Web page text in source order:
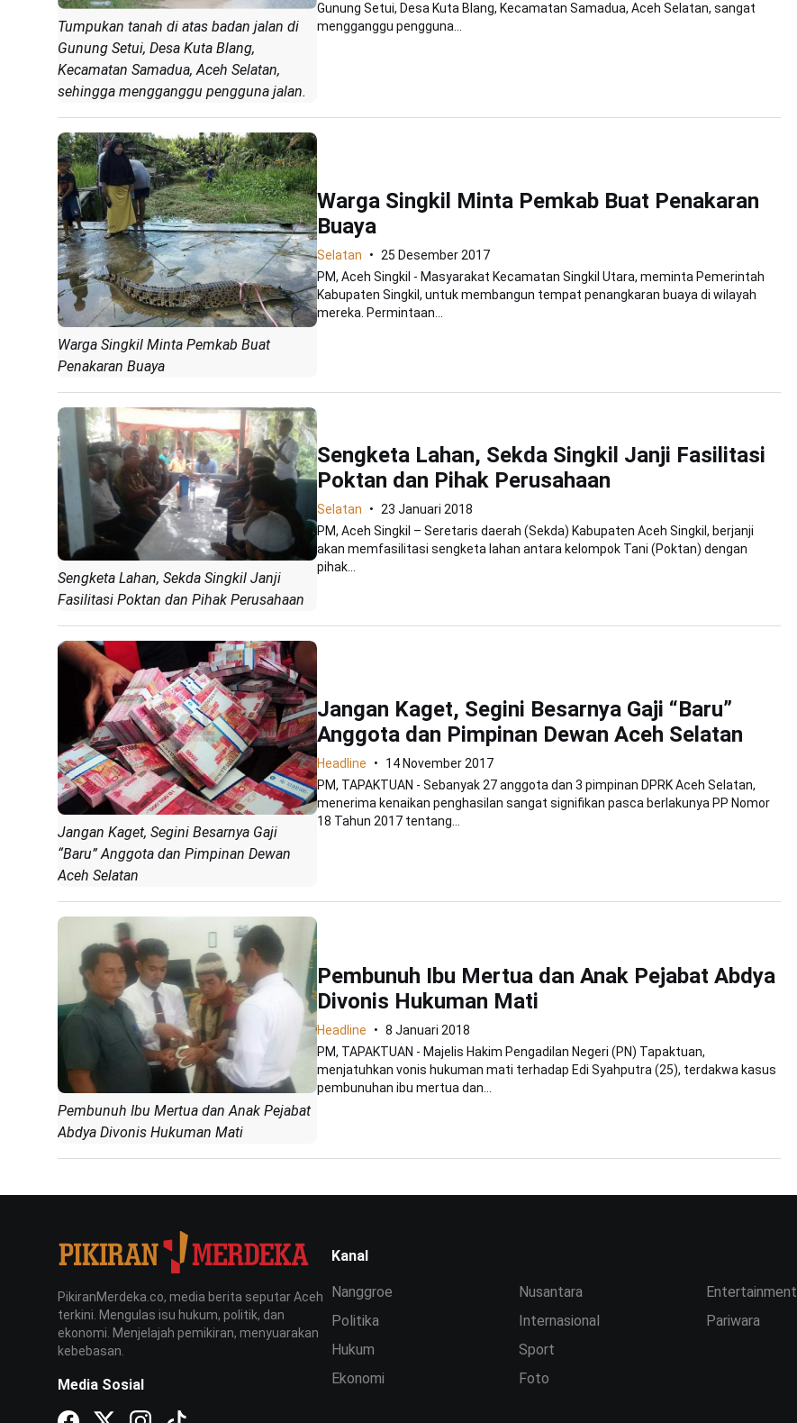
Tumpukan tanah di atas badan jalan di
Gunung Setui, Desa Kuta Blang,
Kecamatan Samadua, Aceh Selatan,
sehingga mengganggu pengguna jalan.
Gunung Setui, Desa Kuta Blang, Kecamatan Samadua, Aceh Selatan, sangat
mengganggu pengguna...
Warga Singkil Minta Pemkab Buat
Penakaran Buaya
Warga Singkil Minta Pemkab Buat Penakaran
Buaya
Selatan
25 Desember 2017
PM, Aceh Singkil - Masyarakat Kecamatan Singkil Utara, meminta Pemerintah
Kabupaten Singkil, untuk membangun tempat penangkaran buaya di wilayah
mereka. Permintaan...
Sengketa Lahan, Sekda Singkil Janji
Fasilitasi Poktan dan Pihak Perusahaan
Sengketa Lahan, Sekda Singkil Janji Fasilitasi
Poktan dan Pihak Perusahaan
Selatan
23 Januari 2018
PM, Aceh Singkil – Seretaris daerah (Sekda) Kabupaten Aceh Singkil, berjanji
akan memfasilitasi sengketa lahan antara kelompok Tani (Poktan) dengan
pihak...
Jangan Kaget, Segini Besarnya Gaji
“Baru” Anggota dan Pimpinan Dewan
Aceh Selatan
Jangan Kaget, Segini Besarnya Gaji “Baru”
Anggota dan Pimpinan Dewan Aceh Selatan
Headline
14 November 2017
PM, TAPAKTUAN - Sebanyak 27 anggota dan 3 pimpinan DPRK Aceh Selatan,
menerima kenaikan penghasilan sangat signifikan pasca berlakunya PP Nomor
18 Tahun 2017 tentang...
Pembunuh Ibu Mertua dan Anak Pejabat
Abdya Divonis Hukuman Mati
Pembunuh Ibu Mertua dan Anak Pejabat Abdya
Divonis Hukuman Mati
Headline
8 Januari 2018
PM, TAPAKTUAN - Majelis Hakim Pengadilan Negeri (PN) Tapaktuan,
menjatuhkan vonis hukuman mati terhadap Edi Syahputra (25), terdakwa kasus
pembunuhan ibu mertua dan...
PikiranMerdeka.co, media berita seputar Aceh
terkini. Mengulas isu hukum, politik, dan
ekonomi. Menjelajah pemikiran, menyuarakan
kebebasan.
Media Sosial
Kanal
Nanggroe
Politika
Hukum
Ekonomi
Nusantara
Internasional
Sport
Foto
Entertainment
Pariwara